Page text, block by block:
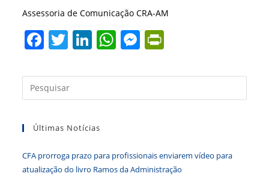
Assessoria de Comunicação CRA-AM
F
c
e
o
o
k
T
itt
er
Li
k
e
n
W
at
s
p
M
ss
e
er
tF
ri
dl
y
a
Últimas Notícias
CFA prorroga prazo para profissionais enviarem vídeo para
atualização do livro Ramos da Administração